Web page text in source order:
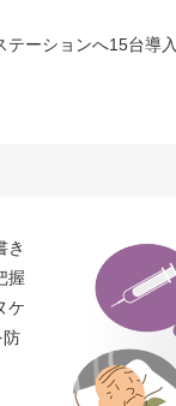
ーションへ15台導入
き
握
ケ
防